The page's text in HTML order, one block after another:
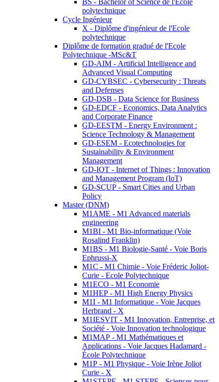
BS - Bachelor of Science de l'Ecole
polytechnique
Cycle Ingénieur
X - Diplôme d'ingénieur de l'Ecole
polytechnique
Diplôme de formation gradué de l'Ecole
Polytechnique -MSc&T
GD-AIM - Artificial Intelligence and
Advanced Visual Computing
GD-CYBSEC - Cybersecurity : Threats
and Defenses
GD-DSB - Data Science for Business
GD-EDCF - Economics, Data Analytics
and Corporate Finance
GD-EESTM - Energy Environment :
Science Technology & Management
GD-ESEM - Ecotechnologies for
Sustainability & Environment
Management
GD-IOT - Internet of Things : Innovation
and Management Program (IoT)
GD-SCUP - Smart Cities and Urban
Policy
Master (DNM)
M1AME - M1 Advanced materials
engineering
M1BI - M1 Bio-informatique (Voie
Rosalind Franklin)
M1BS - M1 Biologie-Santé - Voie Boris
Ephrussi-X
M1C - M1 Chimie - Voie Fréderic Joliot-
Curie - Ecole Polytechnique
M1ECO - M1 Economie
M1HEP - M1 High Energy Physics
M1I - M1 Informatique - Voie Jacques
Herbrand - X
M1IESVIT - M1 Innovation, Entreprise, et
Société - Voie Innovation technologique
M1MAP - M1 Mathématiques et
Applications - Voie Jacques Hadamard -
École Polytechnique
M1P - M1 Physique - Voie Irène Joliot
Curie - X